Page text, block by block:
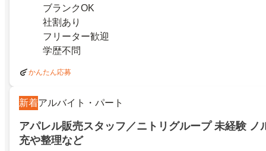
ブランクOK
社割あり
フリーター歓迎
学歴不問
かんたん応募
新着アルバイト・パート
アパレル販売スタッフ／ニトリグループ 未経験 ノ
充や整理など